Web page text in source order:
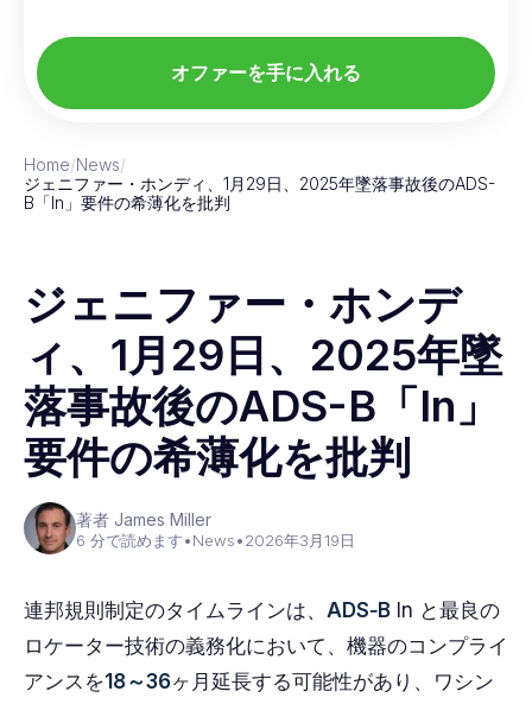
オファーを手に入れる
Home/News/
ジェニファー・ホンディ、1月29日、2025年墜落事故後のADS-
B「In」要件の希薄化を批判
ジェニファー・ホンデ
ィ、1月29日、2025年墜
落事故後のADS-B「In」
要件の希薄化を批判
著者 James Miller
6 分で読めます•News•2026年3月19日
連邦規則制定のタイムラインは、 ADS‑B In と最良の
ロケーター技術の義務化において、機器のコンプライ
アンスを18～36ヶ月延長する可能性があり、ワシン